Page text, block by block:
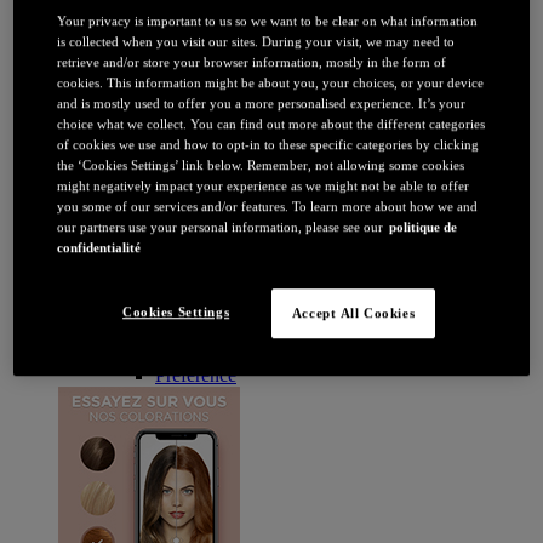
Brune / Noire
Rousse / Auburn
Eclaircissant
Tie & dye et balayage
Retouche racines
Flashy
Par durée
Permanente
Temporaire
Coloration : Par gamme
Age Perfect
Coloration Homme
Cool Silver
Préférence
Your privacy is important to us so we want to be clear on what information
is collected when you visit our sites. During your visit, we may need to
retrieve and/or store your browser information, mostly in the form of
cookies. This information might be about you, your choices, or your device
and is mostly used to offer you a more personalised experience. It’s your
choice what we collect. You can find out more about the different categories
of cookies we use and how to opt-in to these specific categories by clicking
the ‘Cookies Settings’ link below. Remember, not allowing some cookies
might negatively impact your experience as we might not be able to offer
you some of our services and/or features. To learn more about how we and
our partners use your personal information, please see our politique de
confidentialité
Cookies Settings Accept All Cookies